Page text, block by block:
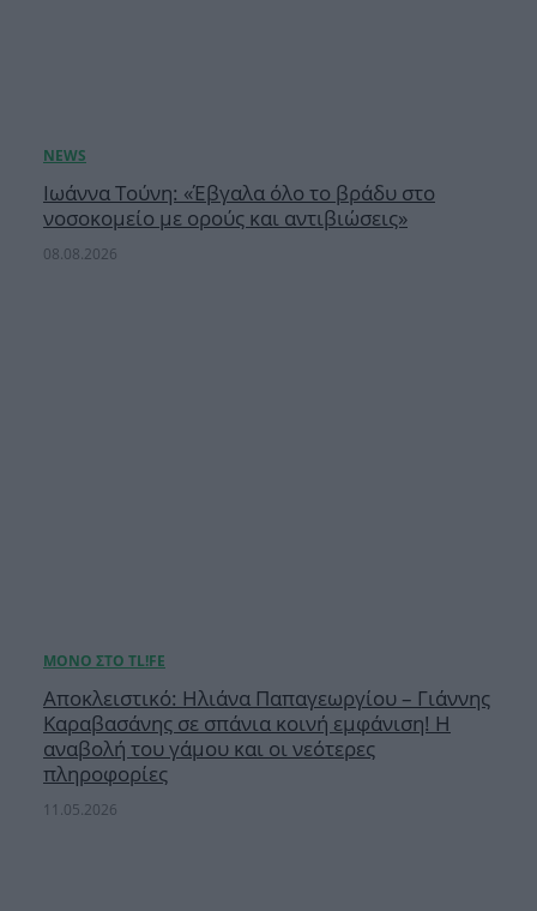
Ιωάννα Τούνη: «Έβγαλα όλο το βράδυ στο
νοσοκομείο με ορούς και αντιβιώσεις»
08.08.2026
Αποκλειστικό: Ηλιάνα Παπαγεωργίου – Γιάννης
Καραβασάνης σε σπάνια κοινή εμφάνιση! Η
αναβολή του γάμου και οι νεότερες
πληροφορίες
11.05.2026